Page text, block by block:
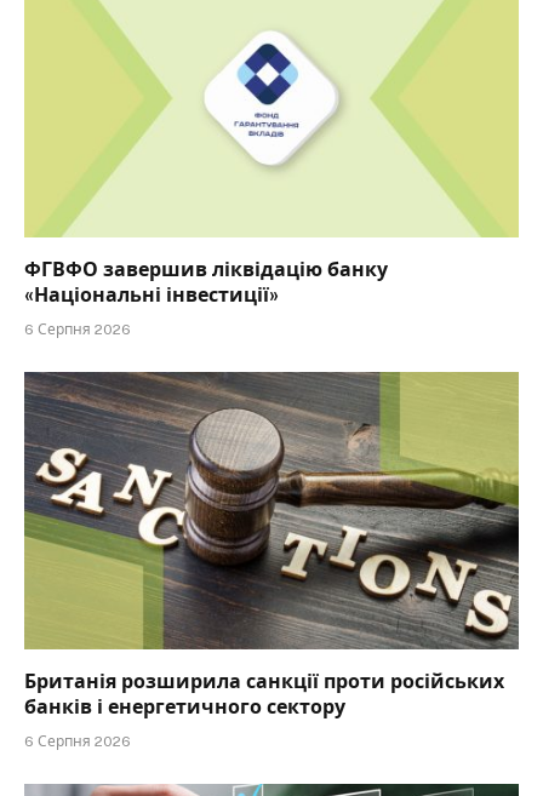
ФГВФО завершив ліквідацію банку
«Національні інвестиції»
6 Серпня 2026
Британія розширила санкції проти російських
банків і енергетичного сектору
6 Серпня 2026